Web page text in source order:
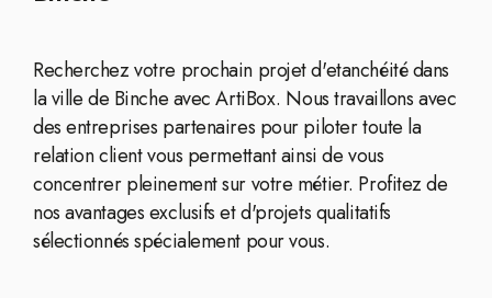
Recherchez votre prochain projet d'etanchéité dans
la ville de Binche avec ArtiBox. Nous travaillons avec
des entreprises partenaires pour piloter toute la
relation client vous permettant ainsi de vous
concentrer pleinement sur votre métier. Profitez de
nos avantages exclusifs et d'projets qualitatifs
sélectionnés spécialement pour vous.